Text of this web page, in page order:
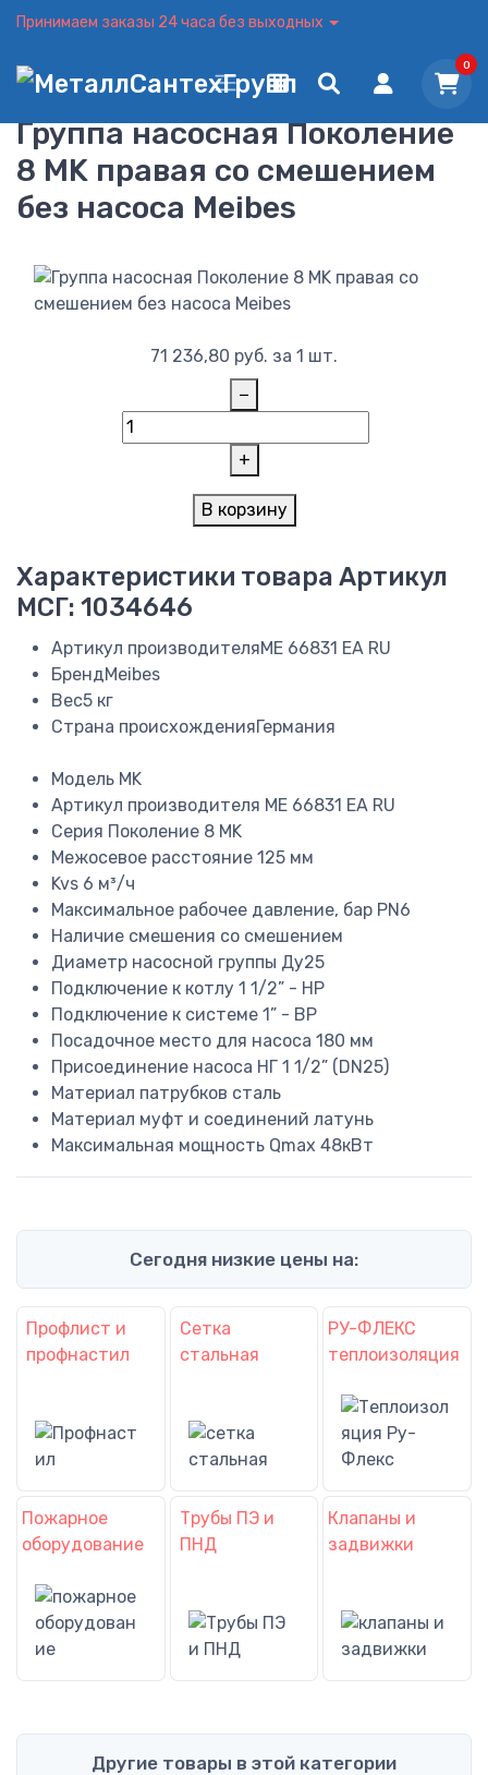
Принимаем заказы 24 часа без выходных
0
Группа насосная Поколение
8 MK правая со смешением
без насоса Meibes
71 236,80 руб. за 1 шт.
−
+
В корзину
Характеристики товара Артикул
МСГ: 1034646
Артикул производителяME 66831 EA RU
БрендMeibes
Вес5 кг
Страна происхожденияГермания
Модель MK
Артикул производителя ME 66831 EA RU
Серия Поколение 8 MK
Межосевое расстояние 125 мм
Kvs 6 м³/ч
Максимальное рабочее давление, бар PN6
Наличие смешения со смешением
Диаметр насосной группы Ду25
Подключение к котлу 1 1/2” - НР
Подключение к системе 1” - ВР
Посадочное место для насоса 180 мм
Присоединение насоса НГ 1 1/2” (DN25)
Материал патрубков сталь
Материал муфт и соединений латунь
Максимальная мощность Qmax 48кВт
Сегодня низкие цены на:
Профлист и
профнастил
Сетка
стальная
РУ-ФЛЕКС
теплоизоляция
Пожарное
оборудование
Трубы ПЭ и
ПНД
Клапаны и
задвижки
Другие товары в этой категории